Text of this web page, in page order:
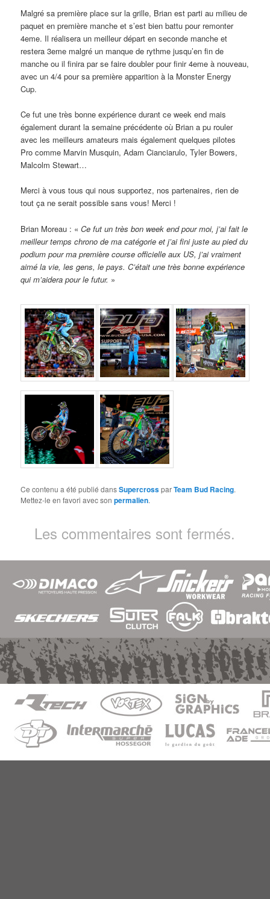
Malgré sa première place sur la grille, Brian est parti au milieu de
paquet en première manche et s’est bien battu pour remonter
4eme. Il réalisera un meilleur départ en seconde manche et
restera 3eme malgré un manque de rythme jusqu’en fin de
manche ou il finira par se faire doubler pour finir 4eme à nouveau,
avec un 4/4 pour sa première apparition à la Monster Energy
Cup.
Ce fut une très bonne expérience durant ce week end mais
également durant la semaine précédente où Brian a pu rouler
avec les meilleurs amateurs mais également quelques pilotes
Pro comme Marvin Musquin, Adam Cianciarulo, Tyler Bowers,
Malcolm Stewart…
Merci à vous tous qui nous supportez, nos partenaires, rien de
tout ça ne serait possible sans vous! Merci !
Brian Moreau : «Ce fut un très bon week end pour moi, j’ai fait le
meilleur temps chrono de ma catégorie et j’ai fini juste au pied du
podium pour ma première course officielle aux US, j’ai vraiment
aimé la vie, les gens, le pays. C’était une très bonne expérience
qui m’aidera pour le futur. »
Ce contenu a été publié dansSupercrossparTeam Bud Racing.
Mettez-le en favori avec sonpermalien.
Les commentaires sont fermés.